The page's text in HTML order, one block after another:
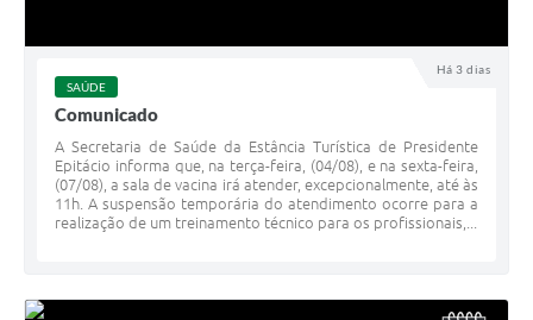
Há 3 dias
SAÚDE
Comunicado
A Secretaria de Saúde da Estância Turística de Presidente
Epitácio informa que, na terça-feira, (04/08), e na sexta-feira,
(07/08), a sala de vacina irá atender, excepcionalmente, até às
11h. A suspensão temporária do atendimento ocorre para a
realização de um treinamento técnico para os profissionais,...